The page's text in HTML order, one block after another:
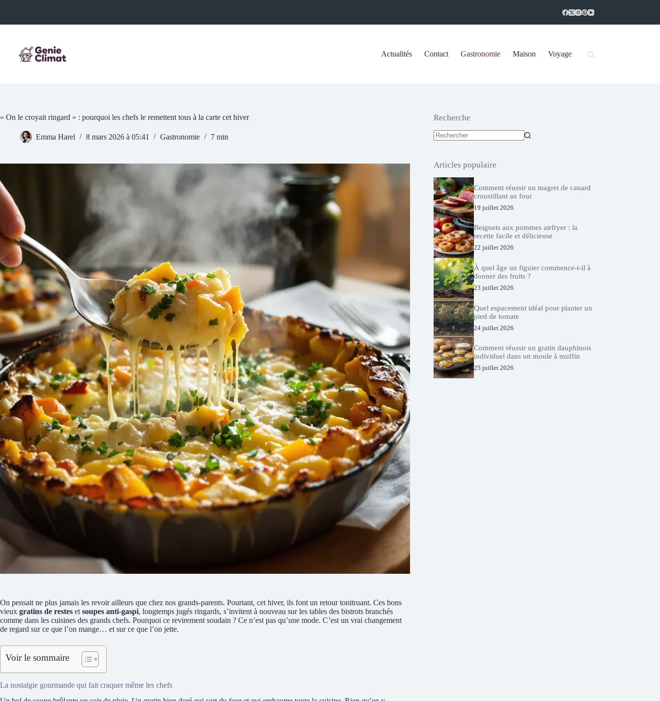
Actualités Contact Gastronomie Maison Voyage
« On le croyait ringard » : pourquoi les chefs le remettent tous à la carte cet hiver
Emma Harel 8 mars 2026 à 05:41 Gastronomie 7 min
On pensait ne plus jamais les revoir ailleurs que chez nos grands-parents. Pourtant, cet hiver, ils font un retour tonitruant. Ces bons
vieux gratins de restes et soupes anti-gaspi, longtemps jugés ringards, s’invitent à nouveau sur les tables des bistrots branchés
comme dans les cuisines des grands chefs. Pourquoi ce revirement soudain ? Ce n’est pas qu’une mode. C’est un vrai changement
de regard sur ce que l’on mange… et sur ce que l’on jette.
Voir le sommaire
La nostalgie gourmande qui fait craquer même les chefs
Recherche
Articles populaire
Comment réussir un magret de canard
croustillant au four
19 juillet 2026
Beignets aux pommes airfryer : la
recette facile et délicieuse
22 juillet 2026
À quel âge un figuier commence-t-il à
donner des fruits ?
23 juillet 2026
Quel espacement idéal pour planter un
pied de tomate
24 juillet 2026
Comment réussir un gratin dauphinois
individuel dans un moule à muffin
25 juillet 2026